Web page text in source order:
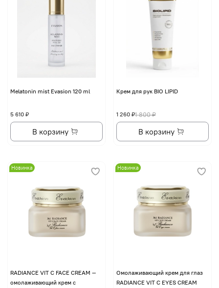
Melatonin mist Evasion 120 ml
5 610 ₽
В корзину
Крем для рук BIO LIPID
1 800 ₽
1 260 ₽
В корзину
Новинка
RADIANCE VIT C FACE CREAM —
омолаживающий крем с
Новинка
Омолаживающий крем для глаз
RADIANCE VIT C EYES CREAM